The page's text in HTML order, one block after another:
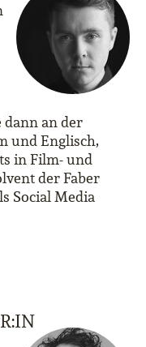
an der
und Englisch,
in Film- und
der Faber
Social Media